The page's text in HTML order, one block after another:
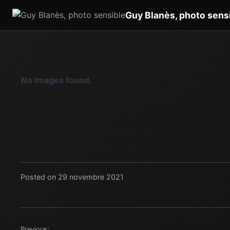
Guy Blanès, photo
No Images found.
Posted on 29 novembre 2021